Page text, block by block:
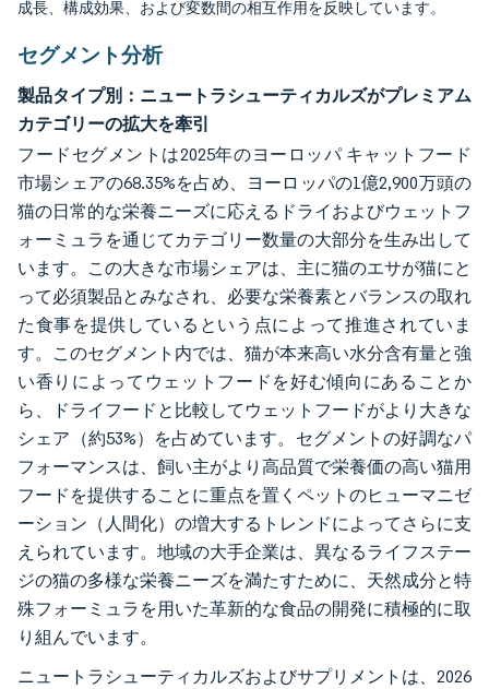
成長、構成効果、および変数間の相互作用を反映しています。
セグメント分析
製品タイプ別：ニュートラシューティカルズがプレミアム
カテゴリーの拡大を牽引
フードセグメントは2025年のヨーロッパ キャットフード
市場シェアの68.35%を占め、ヨーロッパの1億2,900万頭の
猫の日常的な栄養ニーズに応えるドライおよびウェットフ
ォーミュラを通じてカテゴリー数量の大部分を生み出して
います。この大きな市場シェアは、主に猫のエサが猫にと
って必須製品とみなされ、必要な栄養素とバランスの取れ
た食事を提供しているという点によって推進されていま
す。このセグメント内では、猫が本来高い水分含有量と強
い香りによってウェットフードを好む傾向にあることか
ら、ドライフードと比較してウェットフードがより大きな
シェア（約53%）を占めています。セグメントの好調なパ
フォーマンスは、飼い主がより高品質で栄養価の高い猫用
フードを提供することに重点を置くペットのヒューマニゼ
ーション（人間化）の増大するトレンドによってさらに支
えられています。地域の大手企業は、異なるライフステー
ジの猫の多様な栄養ニーズを満たすために、天然成分と特
殊フォーミュラを用いた革新的な食品の開発に積極的に取
り組んでいます。
ニュートラシューティカルズおよびサプリメントは、2026